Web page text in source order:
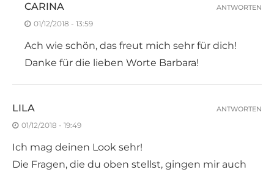
CARINA
01/12/2018 - 13:59
Ach wie schön, das freut mich sehr für dich!
Danke für die lieben Worte Barbara!
ANTWORTEN
LILA
01/12/2018 - 19:49
Ich mag deinen Look sehr!
Die Fragen, die du oben stellst, gingen mir auch
ANTWORTEN